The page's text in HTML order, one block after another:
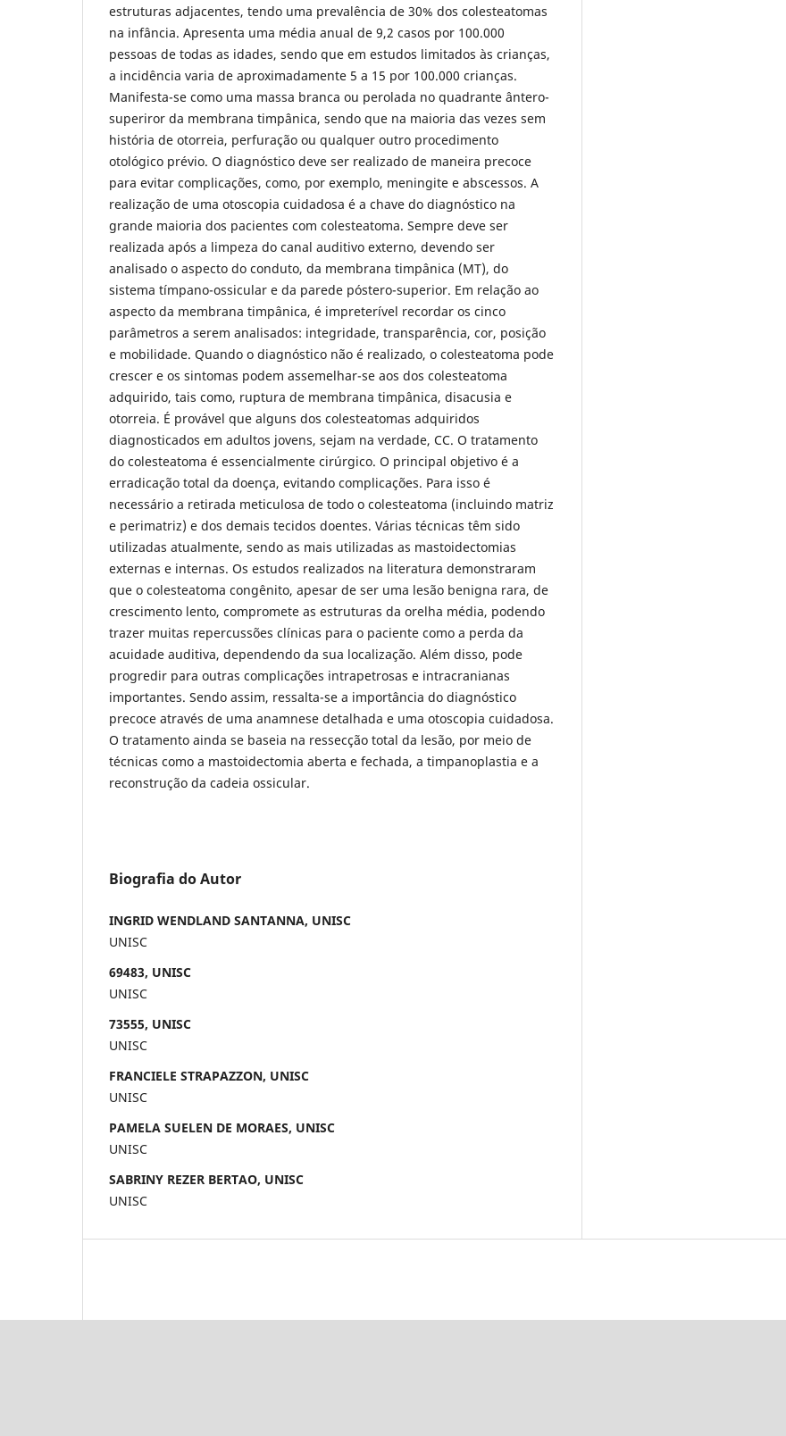
estruturas adjacentes, tendo uma prevalência de 30% dos colesteatomas
na infância. Apresenta uma média anual de 9,2 casos por 100.000
pessoas de todas as idades, sendo que em estudos limitados às crianças,
a incidência varia de aproximadamente 5 a 15 por 100.000 crianças.
Manifesta-se como uma massa branca ou perolada no quadrante ântero-
superiror da membrana timpânica, sendo que na maioria das vezes sem
história de otorreia, perfuração ou qualquer outro procedimento
otológico prévio. O diagnóstico deve ser realizado de maneira precoce
para evitar complicações, como, por exemplo, meningite e abscessos. A
realização de uma otoscopia cuidadosa é a chave do diagnóstico na
grande maioria dos pacientes com colesteatoma. Sempre deve ser
realizada após a limpeza do canal auditivo externo, devendo ser
analisado o aspecto do conduto, da membrana timpânica (MT), do
sistema tímpano-ossicular e da parede póstero-superior. Em relação ao
aspecto da membrana timpânica, é impreterível recordar os cinco
parâmetros a serem analisados: integridade, transparência, cor, posição
e mobilidade. Quando o diagnóstico não é realizado, o colesteatoma pode
crescer e os sintomas podem assemelhar-se aos dos colesteatoma
adquirido, tais como, ruptura de membrana timpânica, disacusia e
otorreia. É provável que alguns dos colesteatomas adquiridos
diagnosticados em adultos jovens, sejam na verdade, CC. O tratamento
do colesteatoma é essencialmente cirúrgico. O principal objetivo é a
erradicação total da doença, evitando complicações. Para isso é
necessário a retirada meticulosa de todo o colesteatoma (incluindo matriz
e perimatriz) e dos demais tecidos doentes. Várias técnicas têm sido
utilizadas atualmente, sendo as mais utilizadas as mastoidectomias
externas e internas. Os estudos realizados na literatura demonstraram
que o colesteatoma congênito, apesar de ser uma lesão benigna rara, de
crescimento lento, compromete as estruturas da orelha média, podendo
trazer muitas repercussões clínicas para o paciente como a perda da
acuidade auditiva, dependendo da sua localização. Além disso, pode
progredir para outras complicações intrapetrosas e intracranianas
importantes. Sendo assim, ressalta-se a importância do diagnóstico
precoce através de uma anamnese detalhada e uma otoscopia cuidadosa.
O tratamento ainda se baseia na ressecção total da lesão, por meio de
técnicas como a mastoidectomia aberta e fechada, a timpanoplastia e a
reconstrução da cadeia ossicular.
Biografia do Autor
INGRID WENDLAND SANTANNA, UNISC
UNISC
69483, UNISC
UNISC
73555, UNISC
UNISC
FRANCIELE STRAPAZZON, UNISC
UNISC
PAMELA SUELEN DE MORAES, UNISC
UNISC
SABRINY REZER BERTAO, UNISC
UNISC